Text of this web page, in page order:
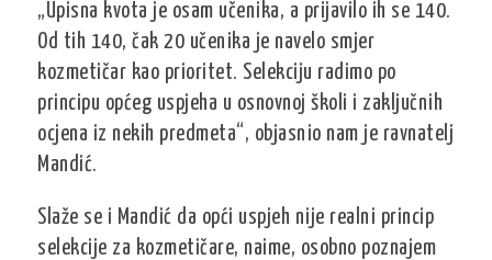
„Upisna kvota je osam učenika, a prijavilo ih se 140.
Od tih 140, čak 20 učenika je navelo smjer
kozmetičar kao prioritet. Selekciju radimo po
principu općeg uspjeha u osnovnoj školi i zaključnih
ocjena iz nekih predmeta“, objasnio nam je ravnatelj
Mandić.
Slaže se i Mandić da opći uspjeh nije realni princip
selekcije za kozmetičare, naime, osobno poznajem